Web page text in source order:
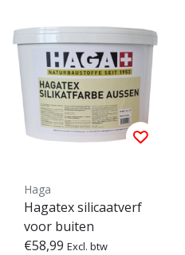
Haga
Hagatex silicaatverf
voor buiten
€58,99 Excl. btw